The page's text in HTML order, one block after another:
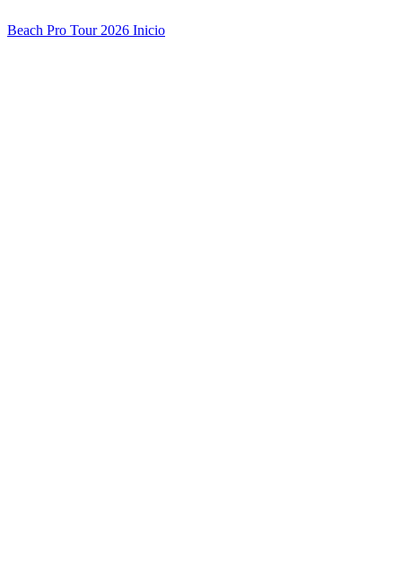
Beach Pro Tour 2026 Inicio